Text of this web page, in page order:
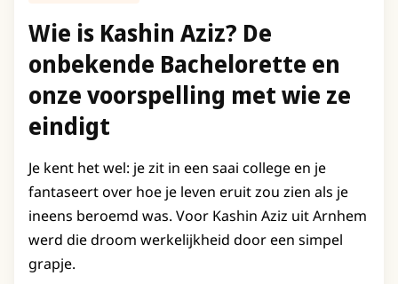
Wie is Kashin Aziz? De
onbekende Bachelorette en
onze voorspelling met wie ze
eindigt
Je kent het wel: je zit in een saai college en je
fantaseert over hoe je leven eruit zou zien als je
ineens beroemd was. Voor Kashin Aziz uit Arnhem
werd die droom werkelijkheid door een simpel
grapje.